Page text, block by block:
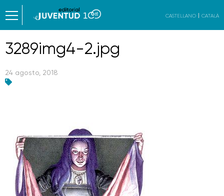
CASTELLANO CATALÀ
3289img4-2.jpg
24 agosto, 2018